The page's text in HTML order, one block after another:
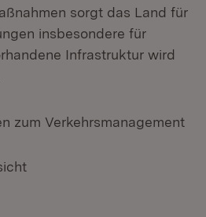
sorgt das Land für
insbesondere für
Infrastruktur wird
zum Verkehrsmanagement